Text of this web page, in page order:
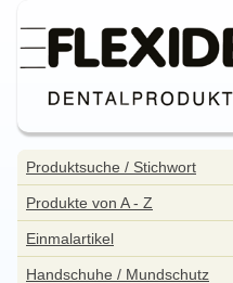
Navigation
überspringen
News
Bestellung
Kontakt
Navigation
überspringen
Produktsuche / Stichwort
Produkte von A - Z
Einmalartikel
Handschuhe / Mundschutz